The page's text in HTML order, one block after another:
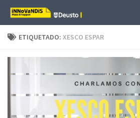
Saltar al contenido
ETIQUETADO: XESCO ESPAR